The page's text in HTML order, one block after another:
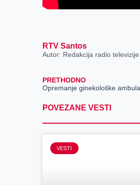
RTV Santos
Autor: Redakcija radio
PRETHODNO
POVEZANE VESTI
VESTI